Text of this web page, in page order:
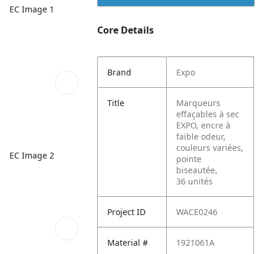
EC Image 1
EC Image 2
Core Details
Brand Expo
Title
Marqueurs
effaçables à sec
EXPO, encre à
faible odeur,
couleurs variées,
pointe
biseautée,
36 unités
Project ID WACE0246
Material # 1921061A